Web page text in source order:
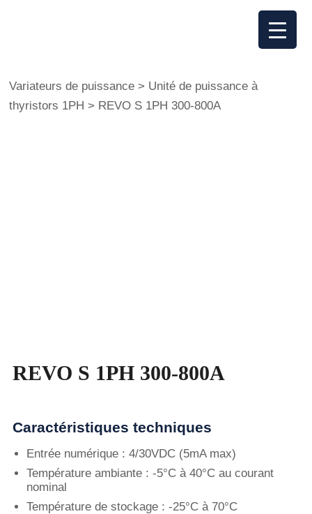
Variateurs de puissance> Unité de puissance à
thyristors 1PH > REVO S 1PH 300-800A
REVO S 1PH 300-800A
Caractéristiques techniques
Entrée numérique : 4/30VDC (5mA max)
Température ambiante : -5°C à 40°C au courant
nominal
Température de stockage : -25°C à 70°C